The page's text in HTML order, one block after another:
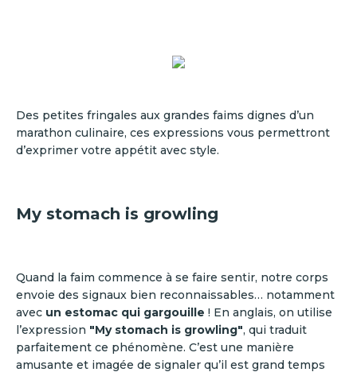
Des petites fringales aux grandes faims dignes d’un
marathon culinaire, ces expressions vous permettront
d’exprimer votre appétit avec style.
My stomach is growling
Quand la faim commence à se faire sentir, notre corps
envoie des signaux bien reconnaissables… notamment
avec un estomac qui gargouille ! En anglais, on utilise
l’expression "My stomach is growling", qui traduit
parfaitement ce phénomène. C’est une manière
amusante et imagée de signaler qu’il est grand temps